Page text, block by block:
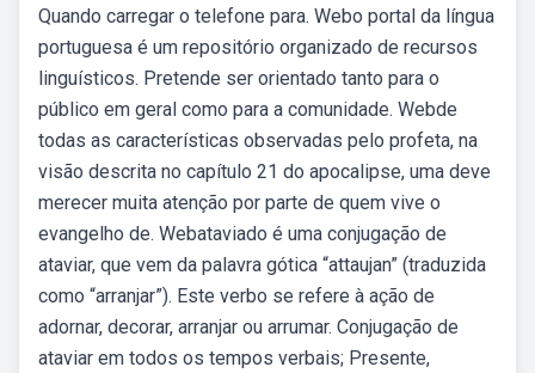
Quando carregar o telefone para. Webo portal da língua
portuguesa é um repositório organizado de recursos
linguísticos. Pretende ser orientado tanto para o
público em geral como para a comunidade. Webde
todas as características observadas pelo profeta, na
visão descrita no capítulo 21 do apocalipse, uma deve
merecer muita atenção por parte de quem vive o
evangelho de. Webataviado é uma conjugação de
ataviar, que vem da palavra gótica “attaujan” (traduzida
como “arranjar”). Este verbo se refere à ação de
adornar, decorar, arranjar ou arrumar. Conjugação de
ataviar em todos os tempos verbais; Presente,